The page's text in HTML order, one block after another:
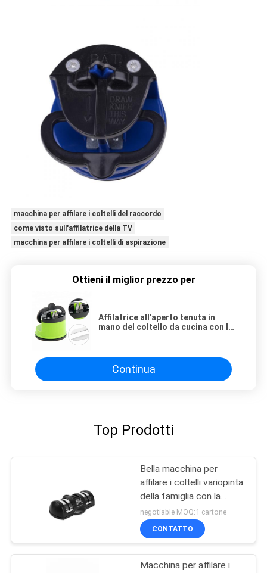
macchina per affilare i coltelli del raccordo
come visto sull'affilatrice della TV
macchina per affilare i coltelli di aspirazione
Ottieni il miglior prezzo per
Affilatrice all'aperto tenuta in
mano del coltello da cucina con la
Continua
Top Prodotti
Bella macchina per
affilare i coltelli variopinta
della famiglia con la
ventosa per gli strumenti
della cucina
negotiable MOQ:1 cartone
CONTATTO
Macchina per affilare i